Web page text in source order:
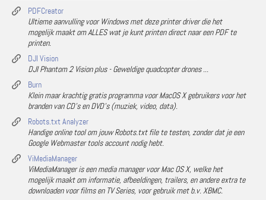
PDFCreator
Ultieme aanvulling voor Windows met deze printer driver die het
mogelijk maakt om ALLES wat je kunt printen direct naar een PDF te
printen.
DJI Vision
DJI Phantom 2 Vision plus - Geweldige quadcopter drones ...
Burn
Klein maar krachtig gratis programma voor MacOS X gebruikers voor het
branden van CD's en DVD's (muziek, video, data).
Robots.txt Analyzer
Handige online tool om jouw Robots.txt file te testen, zonder dat je een
Google Webmaster tools account nodig hebt.
ViMediaManager
ViMediaManager is een media manager voor Mac OS X, welke het
mogelijk maakt om informatie, afbeeldingen, trailers, en andere extra te
downloaden voor films en TV Series, voor gebruik met b.v. XBMC.